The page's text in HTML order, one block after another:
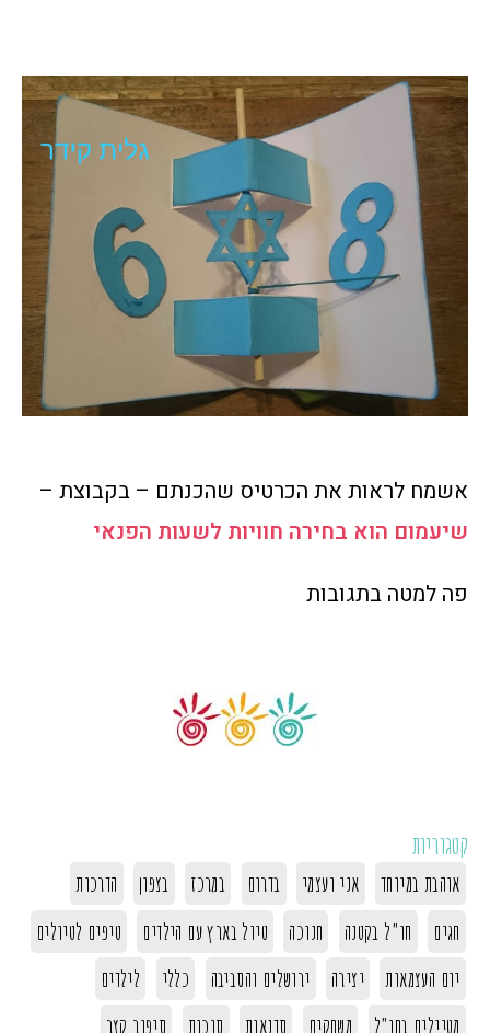
אשמח לראות את הכרטיס שהכנתם – בקבוצת –
שיעמום הוא בחירה חוויות לשעות הפנאי
פה למטה בתגובות
קטגוריות
אוהבת במיוחד אני ועצמי בדרום במרכז בצפון
הדרכות
חגים
חו"ל בקטנה חנוכה טיול בארץ עם הילדים
טיפים לטיולים
יום העצמאות
יצירה ירושלים והסביבה כללי
לילדים
מטיילים בחו"ל
משחקים סדנאות סוכות
סיפור קצר